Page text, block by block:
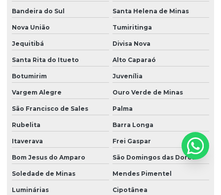
Bandeira do Sul Santa Helena de Minas
Nova União Tumiritinga
Jequitibá Divisa Nova
Santa Rita do Itueto Alto Caparaó
Botumirim Juvenília
Vargem Alegre Ouro Verde de Minas
São Francisco de Sales Palma
Rubelita Barra Longa
Itaverava Frei Gaspar
Bom Jesus do Amparo São Domingos das Dores
Soledade de Minas Mendes Pimentel
Luminárias Cipotânea